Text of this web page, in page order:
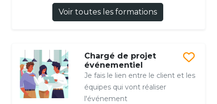
Voir toutes les formations
Chargé de projet
événementiel
Je fais le lien entre le client et les
équipes qui vont réaliser
l'événement